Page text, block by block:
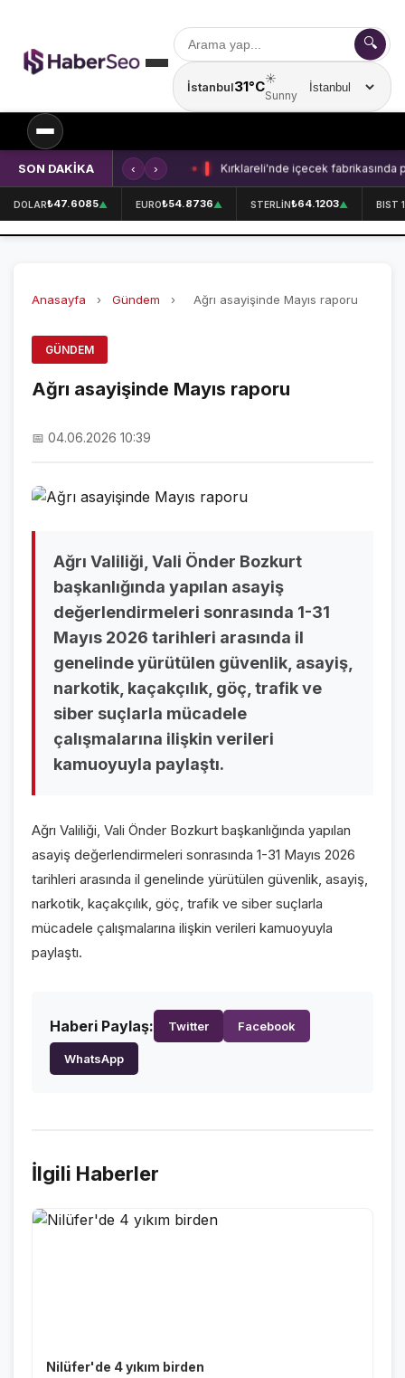
🔍
İstanbul31°C☀️
Sunny
Şehir seçin
SPOR
SPOR HABERLERİ
FENERBAHÇE
BEŞİKTAŞ
ÖZEL SAYFALAR
NAMAZ VAKİTLERİ
HAVA DURUMU
NÖBETÇİ ECZANELER
SON DAKİKA
SON DAKİKA HABERLERİ
FOTO GALERİ
VİDEO GALERİ
FOTO GALERİ
KURUMSAL
HAKKIMIZDA
İLETİŞİM
SON DAKİKA ‹ › Kırklareli'nde içecek fabrikasında
DOLAR₺47.6085▲ EURO₺54.8736▲ STERLİN₺64.1203▲ BIST
Anasayfa › Gündem › Ağrı asayişinde Mayıs raporu
GÜNDEM
Ağrı asayişinde Mayıs raporu
📅 04.06.2026 10:39
Ağrı Valiliği, Vali Önder Bozkurt
başkanlığında yapılan asayiş
değerlendirmeleri sonrasında 1-31
Mayıs 2026 tarihleri arasında il
genelinde yürütülen güvenlik, asayiş,
narkotik, kaçakçılık, göç, trafik ve
siber suçlarla mücadele
çalışmalarına ilişkin verileri
kamuoyuyla paylaştı.
Ağrı Valiliği, Vali Önder Bozkurt başkanlığında yapılan
asayiş değerlendirmeleri sonrasında 1-31 Mayıs 2026
tarihleri arasında il genelinde yürütülen güvenlik, asayiş,
narkotik, kaçakçılık, göç, trafik ve siber suçlarla
mücadele çalışmalarına ilişkin verileri kamuoyuyla
paylaştı.
Haberi Paylaş: Twitter Facebook
WhatsApp
İlgili Haberler
Nilüfer'de 4 yıkım birden